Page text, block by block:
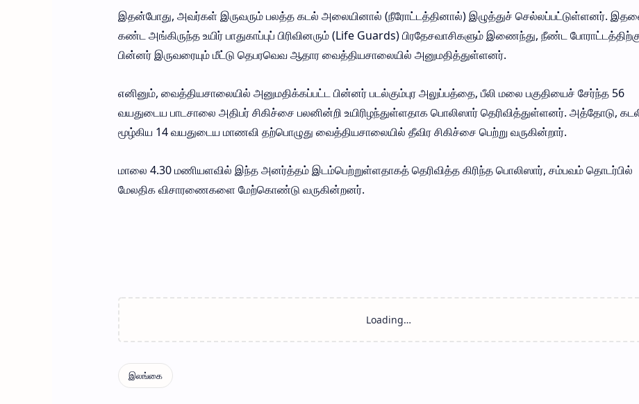
இதன்போது, அவர்கள் இருவரும் பலத்த கடல் அலையினால் (நீரோட்டத்தினால்) இழுத்துச் செல்லப்பட்டுள்ளனர்.
கண்ட அங்கிருந்த உயிர் பாதுகாப்புப் பிரிவினரும் (Life Guards) பிரதேசவாசிகளும் இணைந்து, நீண்ட
பின்னர் இருவரையும் மீட்டு தெபரவெவ ஆதார வைத்தியசாலையில் அனுமதித்துள்ளனர்.
எனினும், வைத்தியசாலையில் அனுமதிக்கப்பட்ட பின்னர் படல்கும்புர அலுப்பத்தை, பீலி மலை பகுதியைச் சேர்ந்த 56
வயதுடைய பாடசாலை அதிபர் சிகிச்சை பலனின்றி உயிரிழந்துள்ளதாக பொலிஸார் தெரிவித்துள்ளனர். அத்தோடு,
மூழ்கிய 14 வயதுடைய மாணவி தற்பொழுது வைத்தியசாலையில் தீவிர சிகிச்சை பெற்று வருகின்றார்.
மாலை 4.30 மணியளவில் இந்த அனர்த்தம் இடம்பெற்றுள்ளதாகத் தெரிவித்த கிரிந்த பொலிஸார், சம்பவம் தொடர்பில்
மேலதிக விசாரணைகளை மேற்கொண்டு வருகின்றனர்.